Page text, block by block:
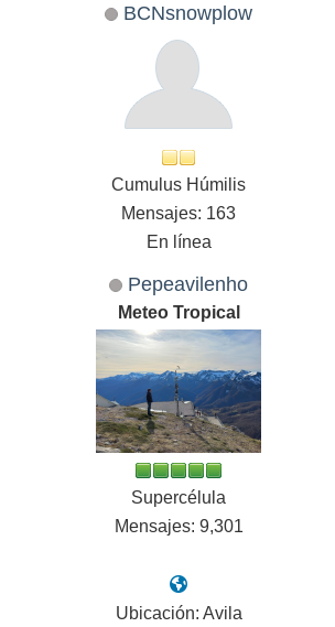
BCNsnowplow
Cumulus Húmilis
Mensajes: 163
En línea
Pepeavilenho
Meteo Tropical
Supercélula
Mensajes: 9,301
Ubicación: Avila